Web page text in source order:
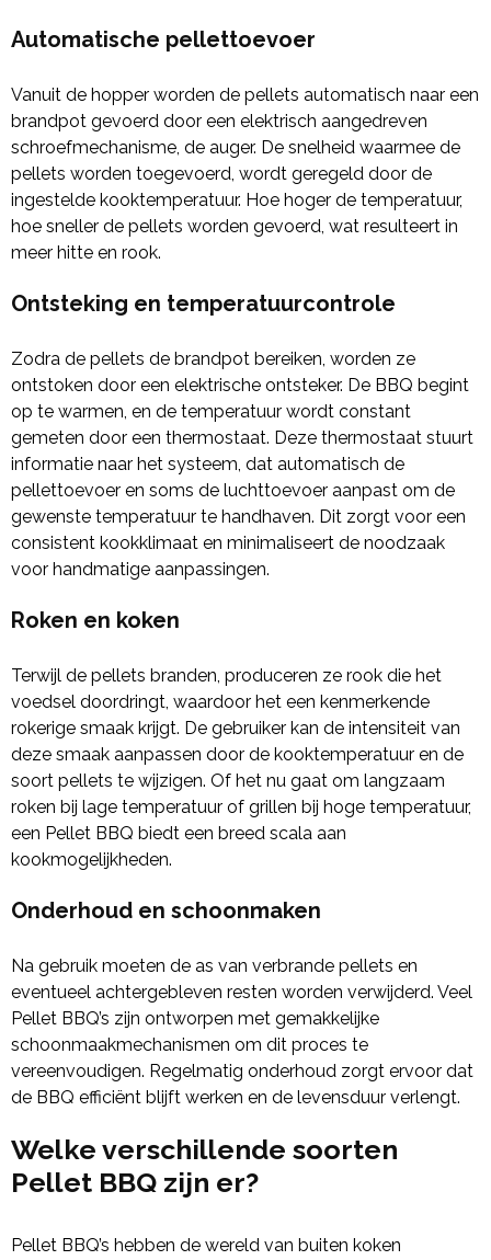
Automatische pellettoevoer
Vanuit de hopper worden de pellets automatisch naar een
brandpot gevoerd door een elektrisch aangedreven
schroefmechanisme, de auger. De snelheid waarmee de
pellets worden toegevoerd, wordt geregeld door de
ingestelde kooktemperatuur. Hoe hoger de temperatuur,
hoe sneller de pellets worden gevoerd, wat resulteert in
meer hitte en rook.
Ontsteking en temperatuurcontrole
Zodra de pellets de brandpot bereiken, worden ze
ontstoken door een elektrische ontsteker. De BBQ begint
op te warmen, en de temperatuur wordt constant
gemeten door een thermostaat. Deze thermostaat stuurt
informatie naar het systeem, dat automatisch de
pellettoevoer en soms de luchttoevoer aanpast om de
gewenste temperatuur te handhaven. Dit zorgt voor een
consistent kookklimaat en minimaliseert de noodzaak
voor handmatige aanpassingen.
Roken en koken
Terwijl de pellets branden, produceren ze rook die het
voedsel doordringt, waardoor het een kenmerkende
rokerige smaak krijgt. De gebruiker kan de intensiteit van
deze smaak aanpassen door de kooktemperatuur en de
soort pellets te wijzigen. Of het nu gaat om langzaam
roken bij lage temperatuur of grillen bij hoge temperatuur,
een Pellet BBQ biedt een breed scala aan
kookmogelijkheden.
Onderhoud en schoonmaken
Na gebruik moeten de as van verbrande pellets en
eventueel achtergebleven resten worden verwijderd. Veel
Pellet BBQ’s zijn ontworpen met gemakkelijke
schoonmaakmechanismen om dit proces te
vereenvoudigen. Regelmatig onderhoud zorgt ervoor dat
de BBQ efficiënt blijft werken en de levensduur verlengt.
Welke verschillende soorten
Pellet BBQ zijn er?
Pellet BBQ’s hebben de wereld van buiten koken